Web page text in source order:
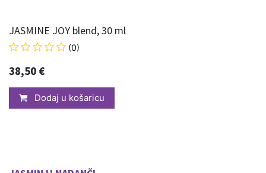
JASMINE JOY blend, 30 ml
(0)
38,50 €
Dodaj u košaricu